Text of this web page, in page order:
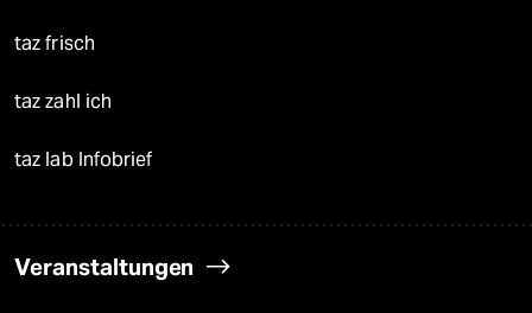
taz frisch
taz zahl ich
taz lab Infobrief
Veranstaltungen